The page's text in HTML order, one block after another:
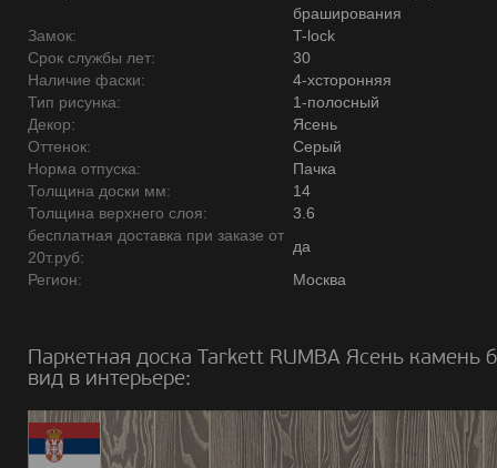
браширования
Замок:
T-lock
Срок службы лет:
30
Наличие фаски:
4-хсторонняя
Тип рисунка:
1-полосный
Декор:
Ясень
Оттенок:
Серый
Норма отпуска:
Пачка
Толщина доски мм:
14
Толщина верхнего слоя:
3.6
бесплатная доставка при заказе от
20т.руб:
да
Регион:
Москва
Паркетная доска Tarkett RUMBA Ясень камень
вид в интерьере: